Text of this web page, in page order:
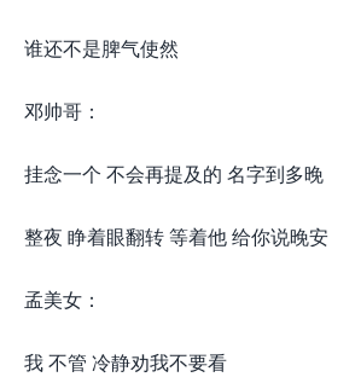
谁还不是脾气使然
邓帅哥：
挂念一个 不会再提及的 名字到多晚
整夜 睁着眼翻转 等着他 给你说晚安
孟美女：
我 不管 冷静劝我不要看